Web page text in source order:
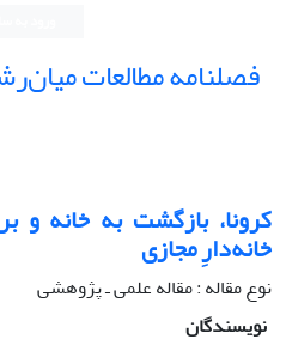
فصلنامه مطالعات
کرونا، بازگشت به خانه و
خانه‌دارِ مجازی
نوع مقاله : مقاله علمی ـ پژوهشی
نویسندگان